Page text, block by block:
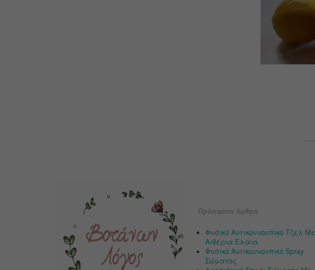
Πρόσφατα άρθρα
Φυσικό Αντικουνουπικό Τζελ Με
Αιθέρια Έλαια
Φυσικό Αντικουνουπικό Spray
Σώματος